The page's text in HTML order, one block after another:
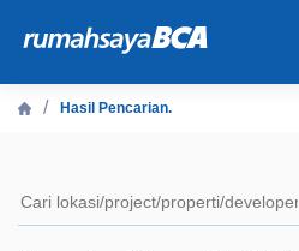
Cari Tahu
Hasil Pencarian.